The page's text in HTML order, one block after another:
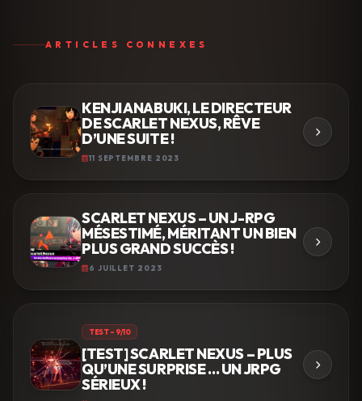
ARTICLES CONNEXES
KENJI ANABUKI, LE DIRECTEUR
DE SCARLET NEXUS, RÊVE
D’UNE SUITE !
11 SEPTEMBRE 2023
SCARLET NEXUS – UN J-RPG
MÉSESTIMÉ, MÉRITANT UN BIEN
PLUS GRAND SUCCÈS !
6 JUILLET 2023
TEST – 9/10
[TEST] SCARLET NEXUS – PLUS
QU’UNE SURPRISE … UN JRPG
SÉRIEUX !